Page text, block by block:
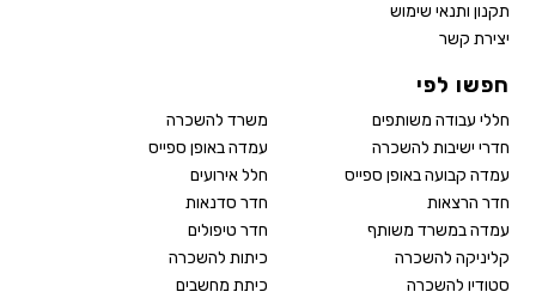
תקנון ותנאי שימוש
יצירת קשר
חפשו לפי
חללי עבודה משותפים
משרד להשכרה
חדרי ישיבות להשכרה
עמדה באופן ספייס
עמדה קבועה באופן ספייס
חלל אירועים
חדר הרצאות
חדר סדנאות
עמדה במשרד משותף
חדר טיפולים
קליניקה להשכרה
כיתות להשכרה
סטודיו להשכרה
כיתת מחשבים